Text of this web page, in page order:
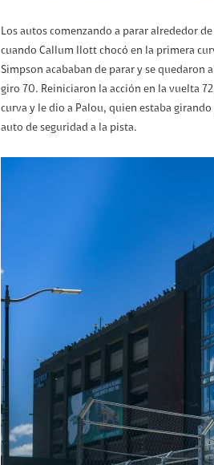
Los autos comenzando a parar alrededor
cuando Callum Ilott chocó en la primera
Simpson acababan de parar y se quedaron
giro 70. Reiniciaron la acción en la vuelta
curva y le dio a Palou, quien estaba
auto de seguridad a la pista.